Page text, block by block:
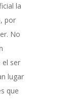
la
por
No
el ser
lugar
que